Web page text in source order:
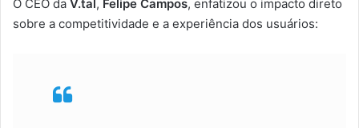
O CEO da V.tal , Felipe Campos, enfatizou o impacto direto
sobre a competitividade e a experiência dos usuários: